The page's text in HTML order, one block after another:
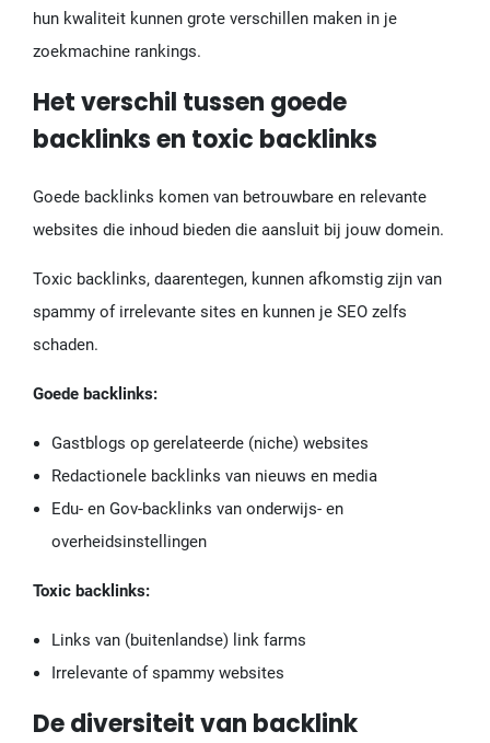
hun kwaliteit kunnen grote verschillen maken in je
zoekmachine rankings.
Het verschil tussen goede
backlinks en toxic backlinks
Goede backlinks komen van betrouwbare en relevante
websites die inhoud bieden die aansluit bij jouw domein.
Toxic backlinks, daarentegen, kunnen afkomstig zijn van
spammy of irrelevante sites en kunnen je SEO zelfs
schaden.
Goede backlinks:
Gastblogs op gerelateerde (niche) websites
Redactionele backlinks van nieuws en media
Edu- en Gov-backlinks van onderwijs- en
overheidsinstellingen
Toxic backlinks:
Links van (buitenlandse) link farms
Irrelevante of spammy websites
De diversiteit van backlink